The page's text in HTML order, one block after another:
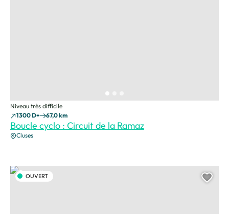
Boucle cyclo : Circuit de la Ramaz
Niveau très difficile
Cluses
1300 D+ 67,0 km
Samoëns, – © Savoie Mont Blanc – Anglade
OUVERT